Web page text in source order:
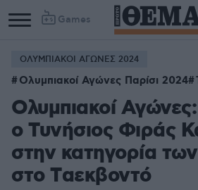
Games
ΟΛΥΜΠΙΑΚΟΙ ΑΓΩΝΕΣ 2024
Ολυμπιακοί Αγώνες Παρίσι 2024
Ολυμπιακοί
ο Τυνήσιος Φιράς
στην κατηγορία
στο Tαεκβοντό